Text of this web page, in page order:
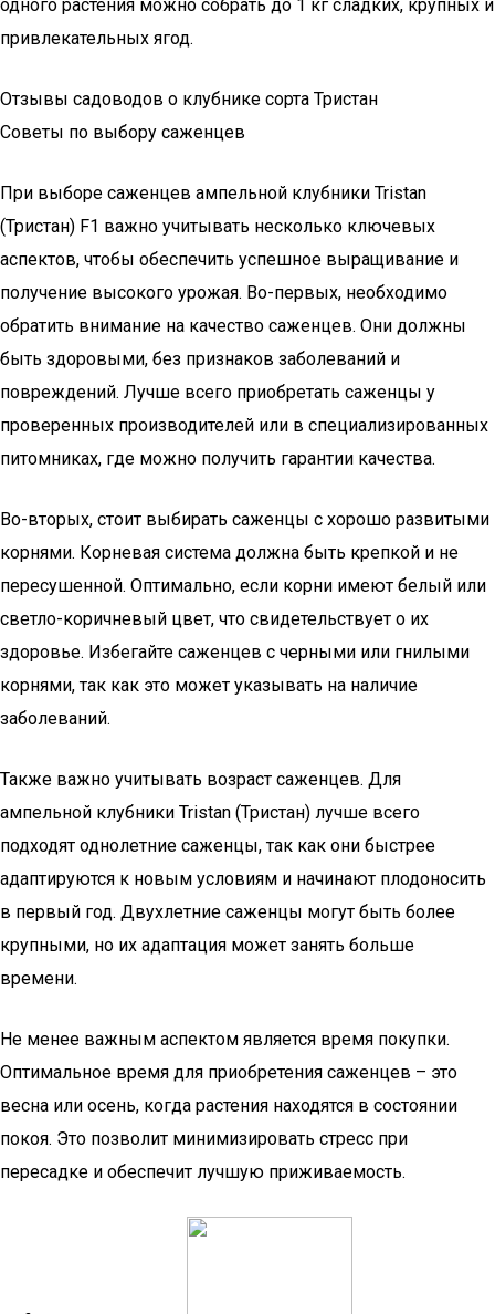
одного растения можно собрать до 1 кг сладких, крупных и
привлекательных ягод.
Отзывы садоводов о клубнике сорта Тристан
Советы по выбору саженцев
При выборе саженцев ампельной клубники Tristan
(Тристан) F1 важно учитывать несколько ключевых
аспектов, чтобы обеспечить успешное выращивание и
получение высокого урожая. Во-первых, необходимо
обратить внимание на качество саженцев. Они должны
быть здоровыми, без признаков заболеваний и
повреждений. Лучше всего приобретать саженцы у
проверенных производителей или в специализированных
питомниках, где можно получить гарантии качества.
Во-вторых, стоит выбирать саженцы с хорошо развитыми
корнями. Корневая система должна быть крепкой и не
пересушенной. Оптимально, если корни имеют белый или
светло-коричневый цвет, что свидетельствует о их
здоровье. Избегайте саженцев с черными или гнилыми
корнями, так как это может указывать на наличие
заболеваний.
Также важно учитывать возраст саженцев. Для
ампельной клубники Tristan (Тристан) лучше всего
подходят однолетние саженцы, так как они быстрее
адаптируются к новым условиям и начинают плодоносить
в первый год. Двухлетние саженцы могут быть более
крупными, но их адаптация может занять больше
времени.
Не менее важным аспектом является время покупки.
Оптимальное время для приобретения саженцев – это
весна или осень, когда растения находятся в состоянии
покоя. Это позволит минимизировать стресс при
пересадке и обеспечит лучшую приживаемость.